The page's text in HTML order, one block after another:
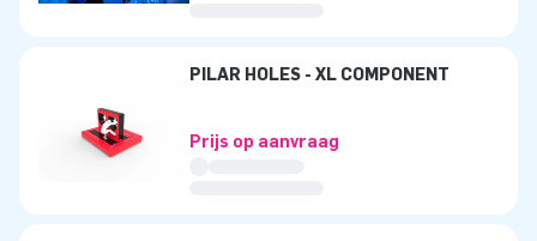
PILAR HOLES - XL COMPONENT
Prijs op aanvraag